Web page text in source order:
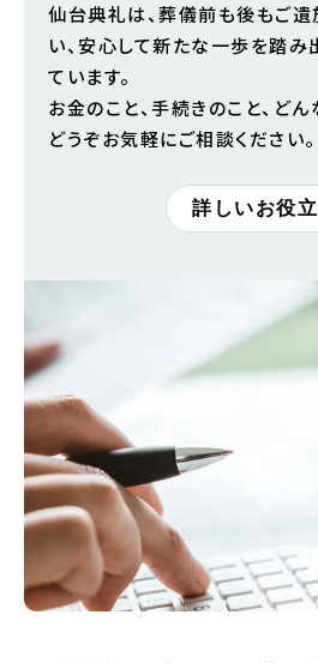
仙台典礼は、葬儀前も後もご
い、安心して新たな一歩を踏み
ています。
お金のこと、手続きのこと、ど
どうぞお気軽にご相談ください。
詳しいお役